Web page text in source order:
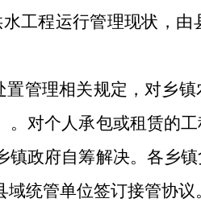
工程运行管理现状，
置管理相关规定，对乡
。对个人承包或租赁的
政府自筹解决。各乡
统管单位签订接管协议